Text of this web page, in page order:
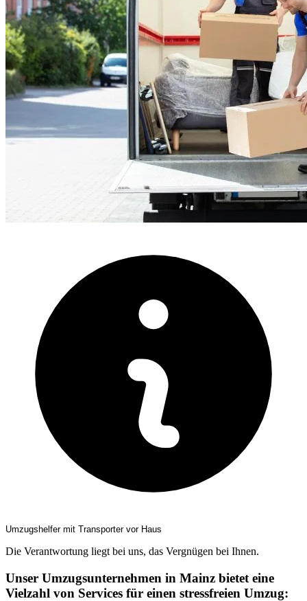
Umzugshelfer mit Transporter vor Haus
Die Verantwortung liegt bei uns, das Vergnügen bei Ihnen.
Unser Umzugsunternehmen in Mainz bietet eine
Vielzahl von Services für einen stressfreien Umzug: